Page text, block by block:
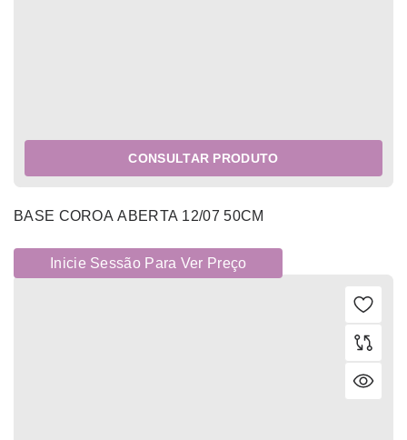
CONSULTAR PRODUTO
BASE COROA ABERTA 12/07 50CM
Inicie Sessão Para Ver Preço